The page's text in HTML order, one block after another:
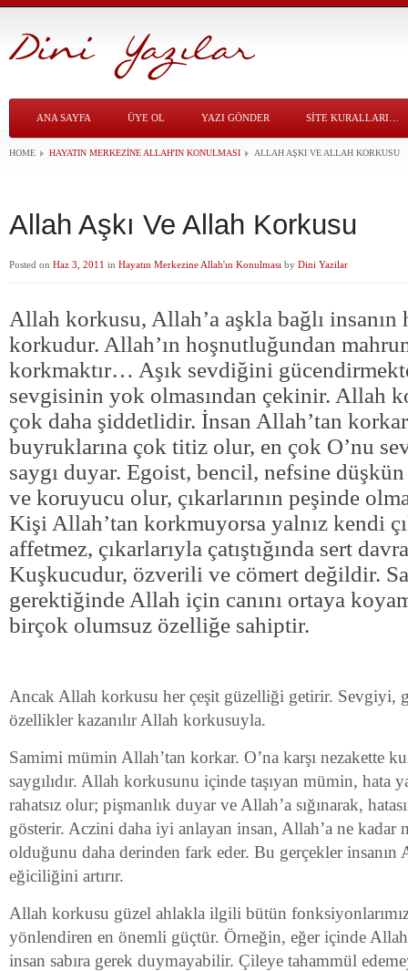
ANA SAYFA ÜYE OL YAZI GÖNDER SITE KURALLARI…
HOME HAYATIN MERKEZINE ALLAH'IN KONULMASI ALLAH AŞKI VE ALLAH KORKUSU
Allah Aşkı Ve Allah Korkusu
Posted on Haz 3, 2011 in Hayatın Merkezine Allah'ın Konulması by Dini Yazilar
Allah korkusu, Allah’a aşkla bağlı insanın
korkudur. Allah’ın hoşnutluğundan
korkmaktır… Aşık sevdiğini
sevgisinin yok olmasından çekinir. Allah
çok daha şiddetlidir. İnsan Allah’tan
buyruklarına çok titiz olur, en çok O’nu
saygı duyar. Egoist, bencil, nefsine
ve koruyucu olur, çıkarlarının peşinde
Kişi Allah’tan korkmuyorsa yalnız kendi
affetmez, çıkarlarıyla çatıştığında sert
Kuşkucudur, özverili ve cömert değildir.
gerektiğinde Allah için canını ortaya
birçok olumsuz özelliğe sahiptir.
Ancak Allah korkusu her çeşit güzelliği getirir. Sevgiyi,
özellikler kazanılır Allah korkusuyla.
Samimi mümin Allah’tan korkar. O’na karşı nezakette
saygılıdır. Allah korkusunu içinde taşıyan mümin, hata
rahatsız olur; pişmanlık duyar ve Allah’a sığınarak,
gösterir. Aczini daha iyi anlayan insan, Allah’a ne kadar
olduğunu daha derinden fark eder. Bu gerçekler insanın
eğiciliğini artırır.
Allah korkusu güzel ahlakla ilgili bütün
yönlendiren en önemli güçtür. Örneğin, eğer içinde
insan sabıra gerek duymayabilir. Çileye tahammül